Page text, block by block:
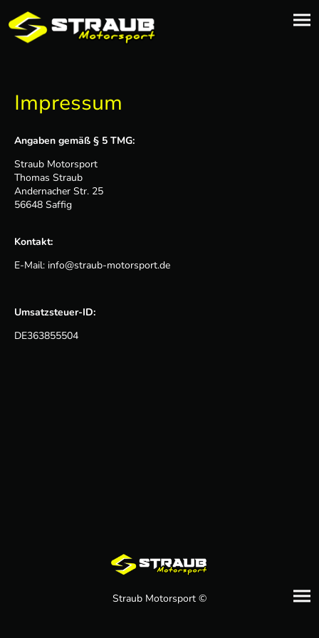
Impressum
Angaben gemäß § 5 TMG:
Straub Motorsport
Thomas Straub
Andernacher Str. 25
56648 Saffig
Kontakt:
E-Mail: info@straub-motorsport.de
Umsatzsteuer-ID:
DE363855504
Straub Motorsport ©